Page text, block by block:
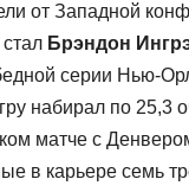
от Западной
Брэндон
серии Нью-
набирал по 25,3
матче с
в карьере семь